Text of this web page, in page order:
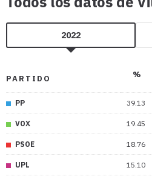
2022
PARTIDO %
PP 39.13
VOX 19.45
PSOE 18.76
UPL 15.10